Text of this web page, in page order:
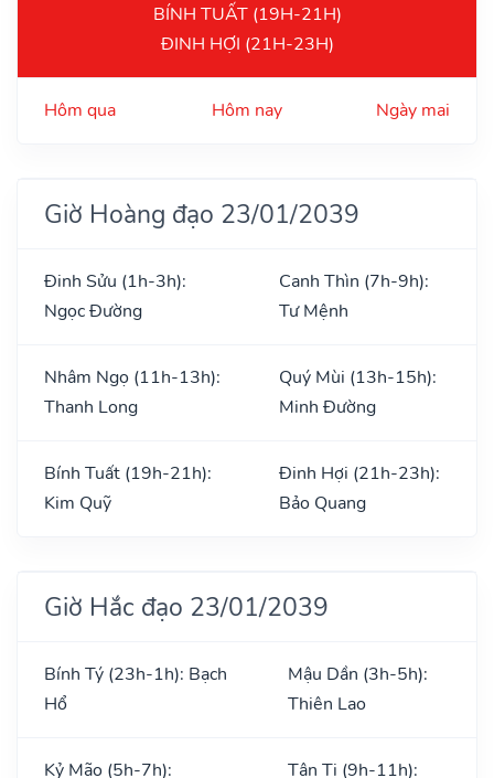
BÍNH TUẤT (19H-21H)
ĐINH HỢI (21H-23H)
Hôm qua Hôm nay Ngày mai
Giờ Hoàng đạo 23/01/2039
Đinh Sửu (1h-3h):
Ngọc Đường
Canh Thìn (7h-9h):
Tư Mệnh
Nhâm Ngọ (11h-13h):
Thanh Long
Quý Mùi (13h-15h):
Minh Đường
Bính Tuất (19h-21h):
Kim Quỹ
Đinh Hợi (21h-23h):
Bảo Quang
Giờ Hắc đạo 23/01/2039
Bính Tý (23h-1h): Bạch
Hổ
Mậu Dần (3h-5h):
Thiên Lao
Kỷ Mão (5h-7h):
Tân Tị (9h-11h):